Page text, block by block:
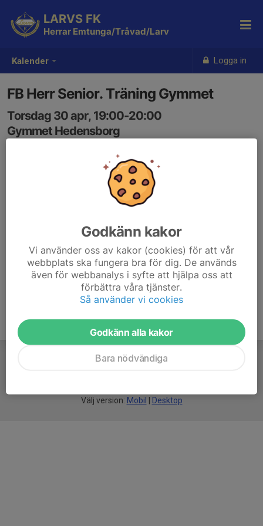
Kalender Logga in
LARVS FK
Herrar Emtunga/Tråvad/Larv
FB Herr Senior. Träning Gymmet
Torsdag 30 apr, 19:00-20:00
Gymmet Hedensborg
Välj version: Mobil Desktop
Godkänn kakor
Vi använder oss av kakor (cookies) för att vår
webbplats ska fungera bra för dig. De används
även för webbanalys i syfte att hjälpa oss att
förbättra våra tjänster.
Så använder vi cookies
Godkänn alla kakor
Bara nödvändiga